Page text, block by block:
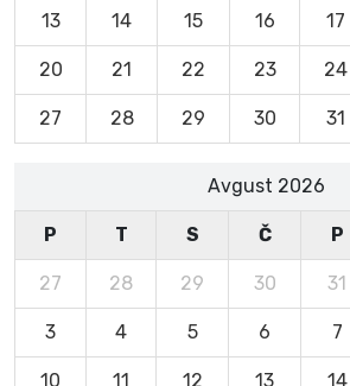
13 14 15 16 17
20 21 22 23 24
27 28 29 30 31
Avgust 2026
P T S Č P
27 28 29 30 31
3 4 5 6 7
10 11 12 13 14